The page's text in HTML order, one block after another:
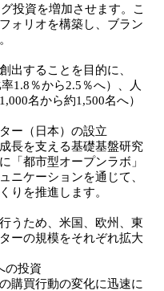
投資を増加させます。こ
ォリオを構築し、ブラン
出することを目的に、
1.8％から2.5％へ）、人
名から約1,500名へ）
ー（日本）の設立
長を支える基礎基盤研究
「都市型オープンラボ」
ニケーションを通じて、
りを推進します。
うため、米国、欧州、東
ーの規模をそれぞれ拡大
の投資
購買行動の変化に迅速に